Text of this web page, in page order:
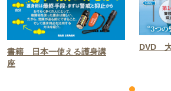
書籍 日本一使える護身講
座
DVD